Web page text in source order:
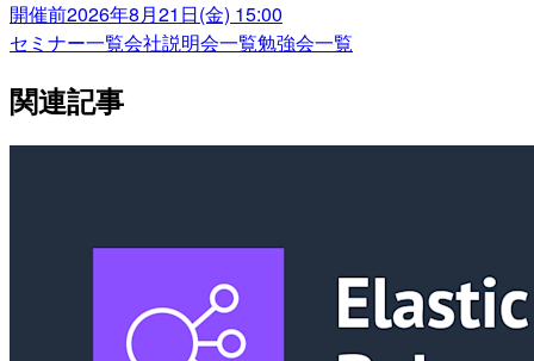
開催前2026年8月21日(金) 15:00
セミナー一覧会社説明会一覧勉強会一覧
関連記事